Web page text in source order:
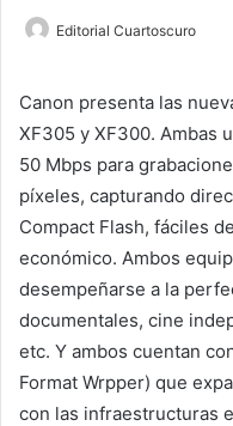
Editorial Cuartoscuro
Canon presenta las
XF305 y XF300. Ambas
50 Mbps para
píxeles, capturando
Compact Flash, fáciles
económico. Ambos
desempeñarse a la
documentales, cine
etc. Y ambos cuentan
Format Wrpper) que
con las infraestructuras